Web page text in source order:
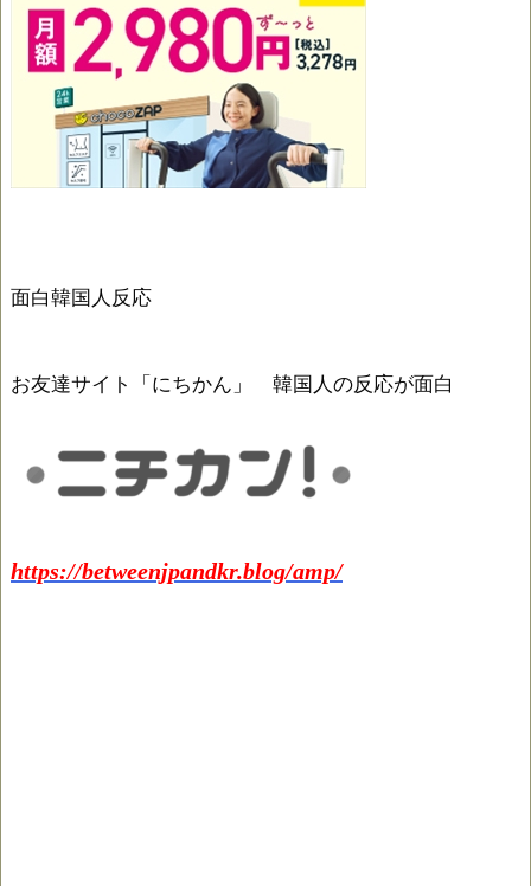
面白韓国人反応
お友達サイト「にちかん」 韓国人の反応が面白
https://betweenjpandkr.blog/amp/